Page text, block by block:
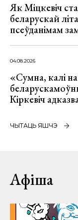
Як Міцкевіч
беларускай
псеўданімам
04.08.2026
«Сумна, калі
Кіркевіч
ЧЫТАЦЬ ЯШЧЭ
Афіша